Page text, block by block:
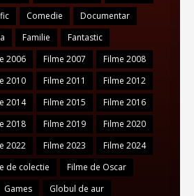
Comedie
Documentar
Familie
Fantastic
2006 Filme 2007
Filme 2008
2010 Filme 2011
Filme 2012
2014 Filme 2015
Filme 2016
2018 Filme 2019
Filme 2020
2022 Filme 2023
Filme 2024
de colectie
Filme de Oscar
Games
Globul de aur